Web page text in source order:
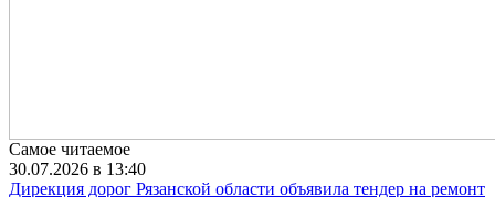
Самое читаемое
30.07.2026 в 13:40
Дирекция дорог Рязанской области объявила тендер на ремонт